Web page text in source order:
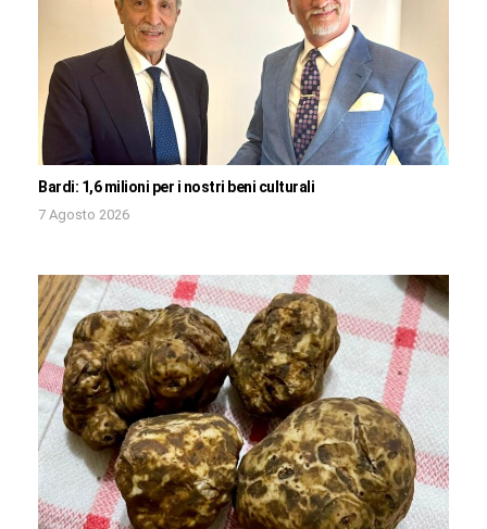
Bardi: 1,6 milioni per i nostri beni culturali
7 Agosto 2026